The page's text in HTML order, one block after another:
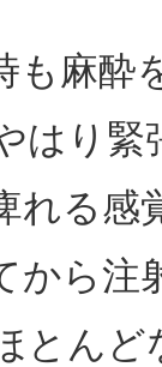
も麻酔
はり緊
れる感
から注
とんど